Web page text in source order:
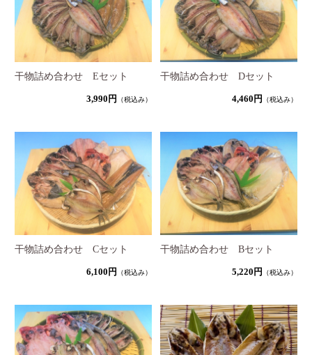
干物詰め合わせ Eセット
3,990円 （税込み）
干物詰め合わせ Dセット
4,460円 （税込み）
干物詰め合わせ Cセット
6,100円 （税込み）
干物詰め合わせ Bセット
5,220円 （税込み）